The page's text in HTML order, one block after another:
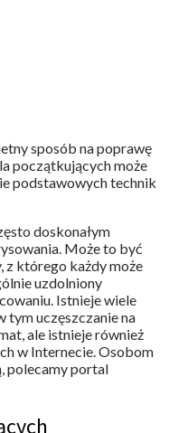
sposób na poprawę
początkujących może
podstawowych technik
doskonałym
Może to być
z którego każdy może
uzdolniony
Istnieje wiele
tym uczęszczanie na
ale istnieje również
w Internecie. Osobom
polecamy portal